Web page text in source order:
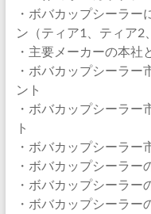
・ボバカップシーラー
ン（ティア1、ティア2
・主要メーカーの本
・ボバカップシーラー
ント
・ボバカップシーラ
ト
・ボバカップシーラ
・ボバカップシーラ
・ボバカップシーラ
・ボバカップシーラ